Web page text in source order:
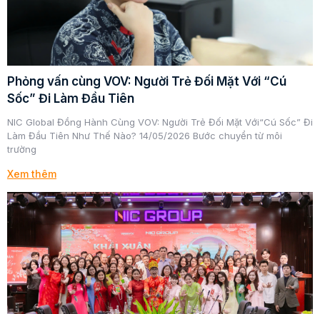
Phỏng vấn cùng VOV: Người Trẻ Đối Mặt Với “Cú
Sốc” Đi Làm Đầu Tiên
NIC Global Đồng Hành Cùng VOV: Người Trẻ Đối Mặt Với“Cú Sốc” Đi
Làm Đầu Tiên Như Thế Nào? 14/05/2026 Bước chuyển từ môi
trường
Xem thêm